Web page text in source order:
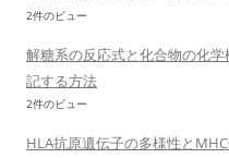
2件のビュー
解糖系の反応式と化合物の化
記する方法
2件のビュー
HLA抗原遺伝子の多様性と